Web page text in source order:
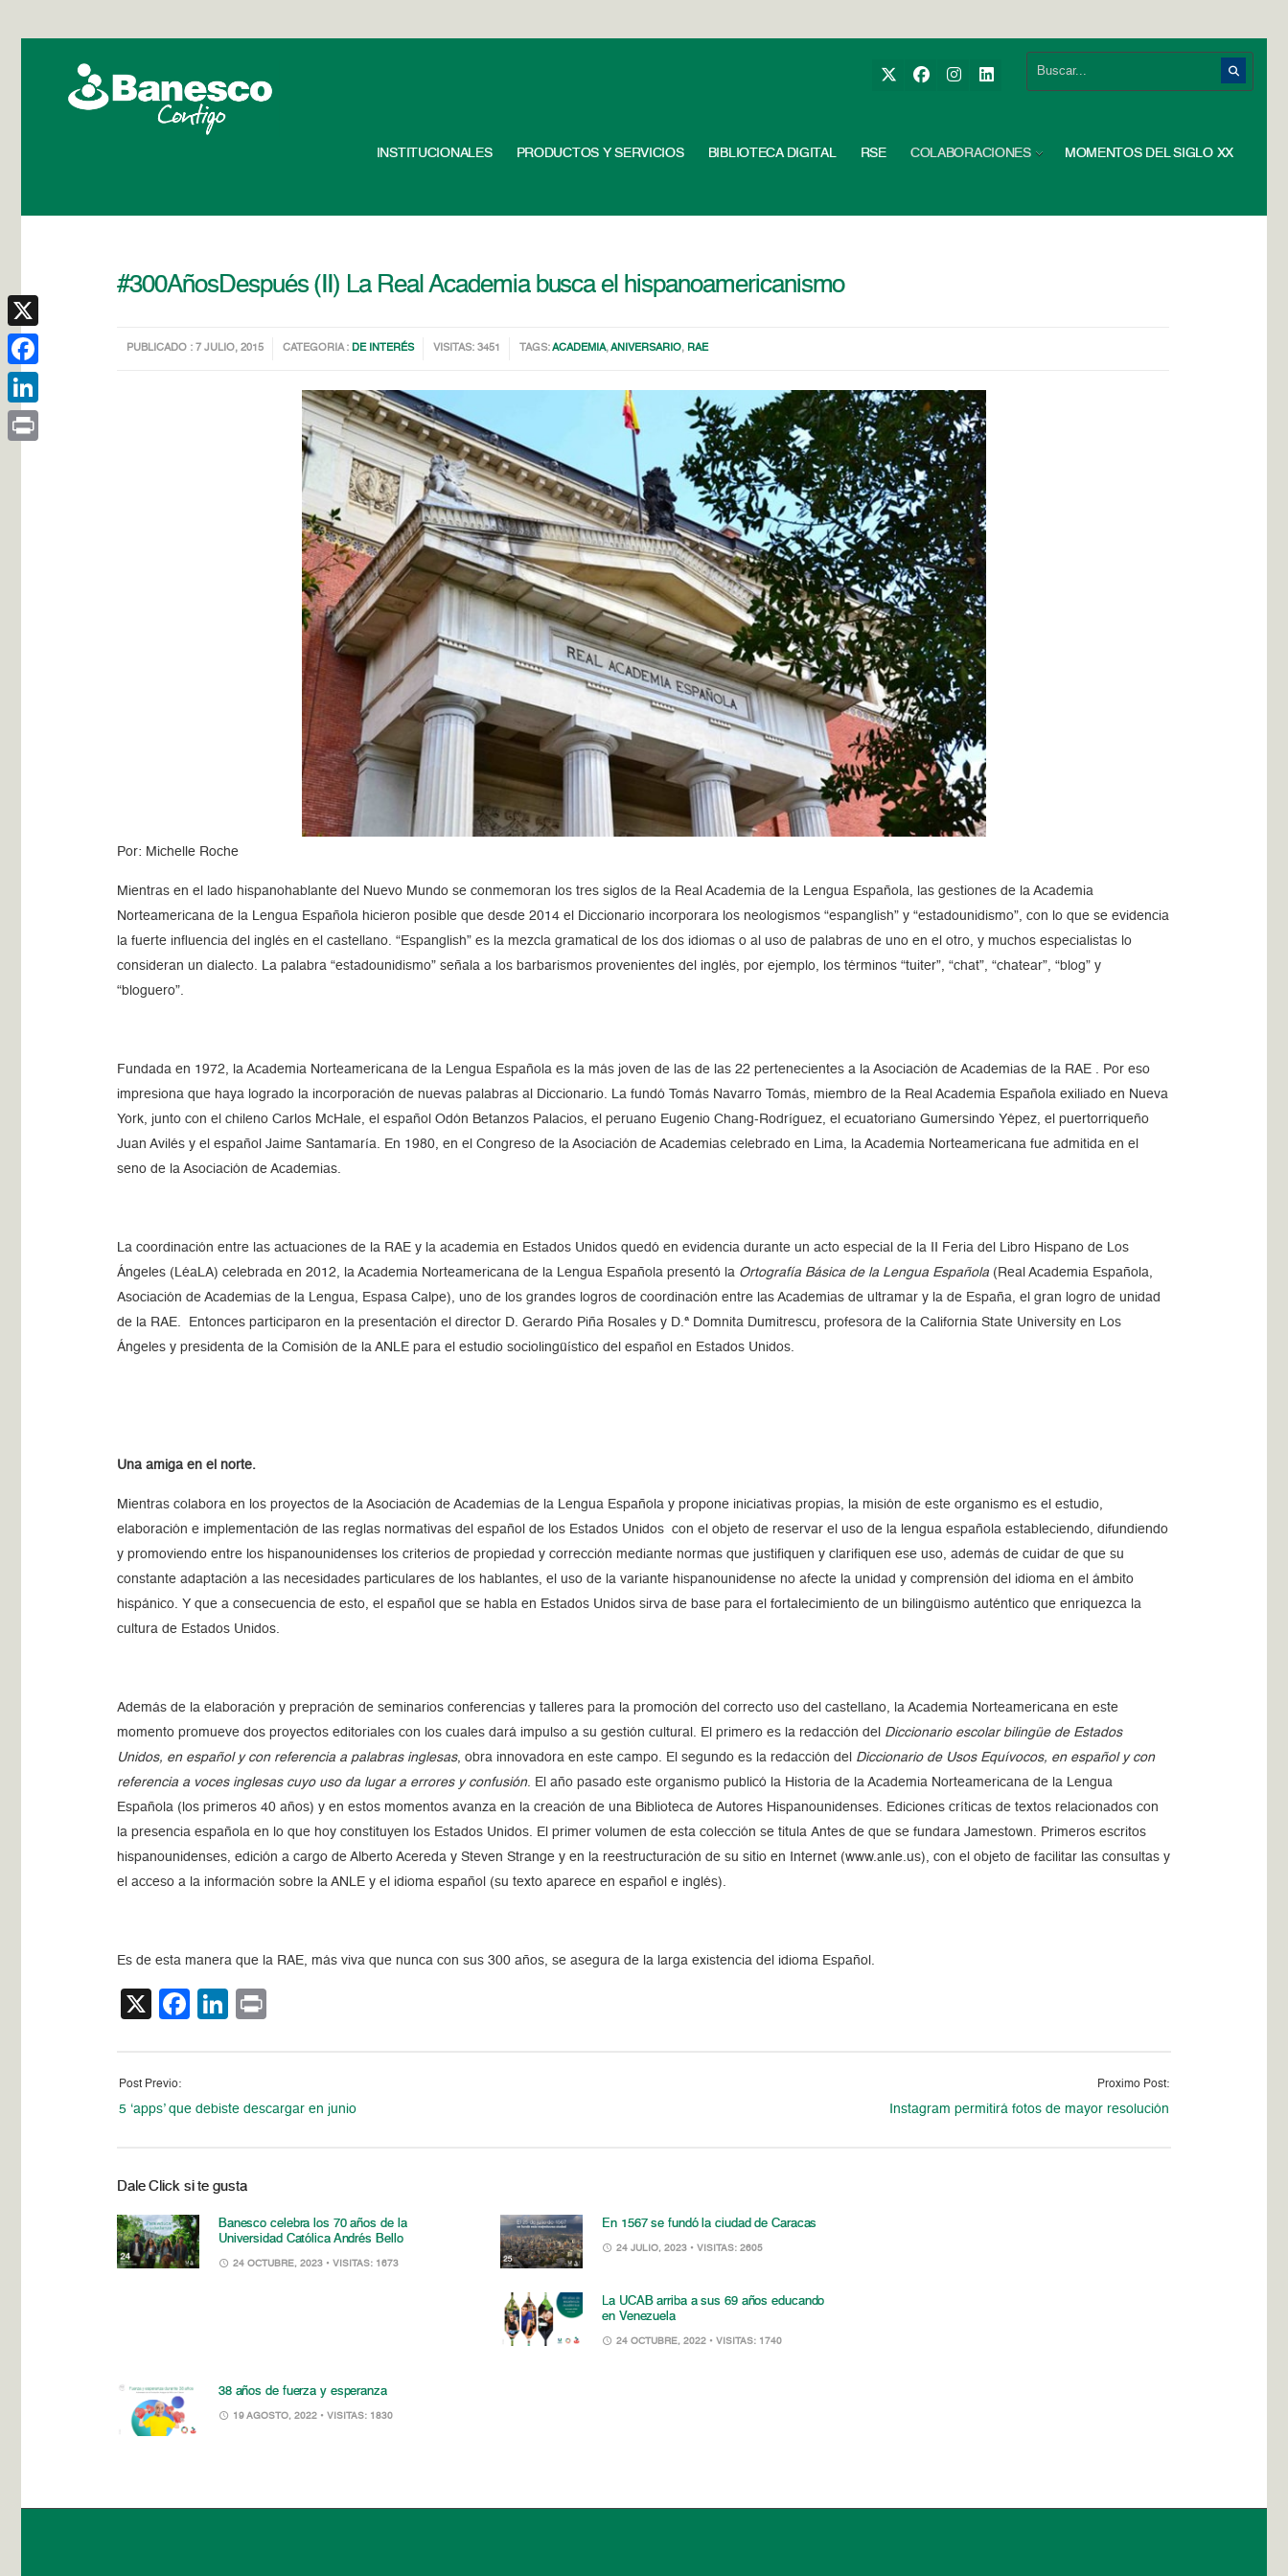
INSTITUCIONALES PRODUCTOS Y SERVICIOS BIBLIOTECA DIGITAL RSE COLABORACIONES MOMENTOS DEL SIGLO XX
#300AñosDespués (II) La Real Academia busca el hispanoamericanismo
PUBLICADO : 7 JULIO, 2015 CATEGORIA : DE INTERÉS VISITAS: 3451 TAGS:ACADEMIA,ANIVERSARIO, RAE
Por: Michelle Roche
Mientras en el lado hispanohablante del Nuevo Mundo se conmemoran los tres siglos de la Real Academia de la Lengua Española, las gestiones de la Academia
Norteamericana de la Lengua Española hicieron posible que desde 2014 el Diccionario incorporara los neologismos “espanglish” y “estadounidismo”, con lo que se evidencia
la fuerte influencia del inglés en el castellano. “Espanglish” es la mezcla gramatical de los dos idiomas o al uso de palabras de uno en el otro, y muchos especialistas lo
consideran un dialecto. La palabra “estadounidismo” señala a los barbarismos provenientes del inglés, por ejemplo, los términos “tuiter”, “chat”, “chatear”, “blog” y
“bloguero”.
Fundada en 1972, la Academia Norteamericana de la Lengua Española es la más joven de las de las 22 pertenecientes a la Asociación de Academias de la RAE . Por eso
impresiona que haya logrado la incorporación de nuevas palabras al Diccionario. La fundó Tomás Navarro Tomás, miembro de la Real Academia Española exiliado en Nueva
York, junto con el chileno Carlos McHale, el español Odón Betanzos Palacios, el peruano Eugenio Chang-Rodríguez, el ecuatoriano Gumersindo Yépez, el puertorriqueño
Juan Avilés y el español Jaime Santamaría. En 1980, en el Congreso de la Asociación de Academias celebrado en Lima, la Academia Norteamericana fue admitida en el
seno de la Asociación de Academias.
La coordinación entre las actuaciones de la RAE y la academia en Estados Unidos quedó en evidencia durante un acto especial de la II Feria del Libro Hispano de Los
Ángeles (LéaLA) celebrada en 2012, la Academia Norteamericana de la Lengua Española presentó la Ortografía Básica de la Lengua Española (Real Academia Española,
Asociación de Academias de la Lengua, Espasa Calpe), uno de los grandes logros de coordinación entre las Academias de ultramar y la de España, el gran logro de unidad
de la RAE. Entonces participaron en la presentación el director D. Gerardo Piña Rosales y D.ª Domnita Dumitrescu, profesora de la California State University en Los
Ángeles y presidenta de la Comisión de la ANLE para el estudio sociolingüístico del español en Estados Unidos.
Una amiga en el norte.
Mientras colabora en los proyectos de la Asociación de Academias de la Lengua Española y propone iniciativas propias, la misión de este organismo es el estudio,
elaboración e implementación de las reglas normativas del español de los Estados Unidos con el objeto de reservar el uso de la lengua española estableciendo, difundiendo
y promoviendo entre los hispanounidenses los criterios de propiedad y corrección mediante normas que justifiquen y clarifiquen ese uso, además de cuidar de que su
constante adaptación a las necesidades particulares de los hablantes, el uso de la variante hispanounidense no afecte la unidad y comprensión del idioma en el ámbito
hispánico. Y que a consecuencia de esto, el español que se habla en Estados Unidos sirva de base para el fortalecimiento de un bilingüismo auténtico que enriquezca la
cultura de Estados Unidos.
Además de la elaboración y prepración de seminarios conferencias y talleres para la promoción del correcto uso del castellano, la Academia Norteamericana en este
momento promueve dos proyectos editoriales con los cuales dará impulso a su gestión cultural. El primero es la redacción del Diccionario escolar bilingüe de Estados
Unidos, en español y con referencia a palabras inglesas, obra innovadora en este campo. El segundo es la redacción del Diccionario de Usos Equívocos, en español y con
referencia a voces inglesas cuyo uso da lugar a errores y confusión. El año pasado este organismo publicó la Historia de la Academia Norteamericana de la Lengua
Española (los primeros 40 años) y en estos momentos avanza en la creación de una Biblioteca de Autores Hispanounidenses. Ediciones críticas de textos relacionados con
la presencia española en lo que hoy constituyen los Estados Unidos. El primer volumen de esta colección se titula Antes de que se fundara Jamestown. Primeros escritos
hispanounidenses, edición a cargo de Alberto Acereda y Steven Strange y en la reestructuración de su sitio en Internet (www.anle.us), con el objeto de facilitar las consultas y
el acceso a la información sobre la ANLE y el idioma español (su texto aparece en español e inglés).
Es de esta manera que la RAE, más viva que nunca con sus 300 años, se asegura de la larga existencia del idioma Español.
X Facebook
LinkedIn
Post Previo:
5 ‘apps’ que debiste descargar en junio
Proximo Post:
Instagram permitirá fotos de mayor resolución
Dale Click si te gusta
Banesco celebra los 70 años de la
Universidad Católica Andrés Bello
24 OCTUBRE, 2023 • VISITAS: 1673
En 1567 se fundó la ciudad de Caracas
24 JULIO, 2023 • VISITAS: 2605
La UCAB arriba a sus 69 años educando
en Venezuela
24 OCTUBRE, 2022 • VISITAS: 1740
38 años de fuerza y esperanza
19 AGOSTO, 2022 • VISITAS: 1830
X
Facebook
LinkedIn